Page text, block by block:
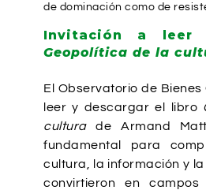
de dominación como de
Invitación a leer
Geopolítica de la
El Observatorio de Bienes
leer y descargar el libro
culturade Armand
fundamental para
cultura, la información y
convirtieron en